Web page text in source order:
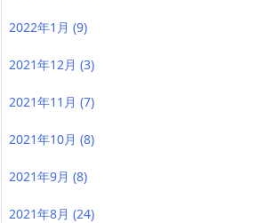
2022年1月 (9)
2021年12月 (3)
2021年11月 (7)
2021年10月 (8)
2021年9月 (8)
2021年8月 (24)